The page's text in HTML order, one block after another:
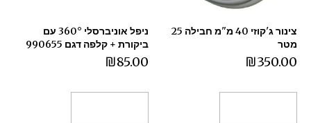
צינור ג'קוזי 40 מ"מ חבילה 25
מטר
₪350.00
ניפל אוניברסלי 360° עם
ביקורת + קלפה דגם 990655
₪85.00